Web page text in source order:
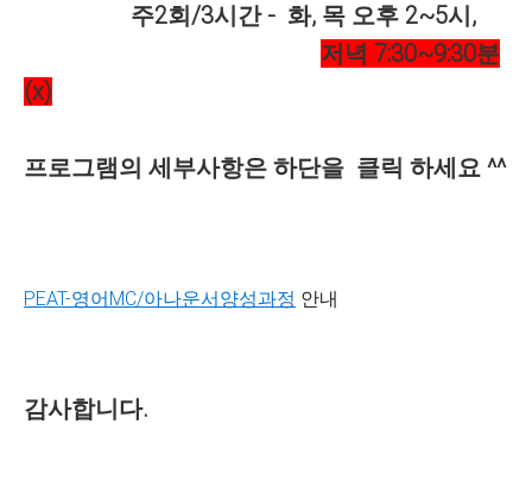
주2회/3시간- 화, 목 오후 2~5시,
저녁 7:30~9:30분
(x)
프로그램의 세부사항은 하단을 클릭 하세요 ^^
PEAT-영어MC/아나운서양성과정 안내
감사합니다.